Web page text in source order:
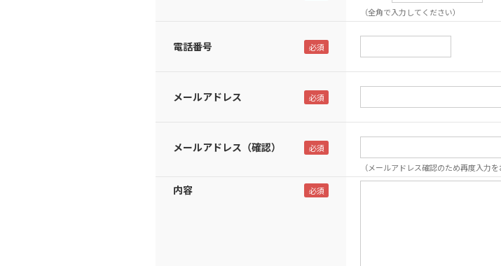
（全角で入力してください）
電話番号
メールアドレス
メールアドレス（確認）
（メールアドレス確認のため再度入力
内容